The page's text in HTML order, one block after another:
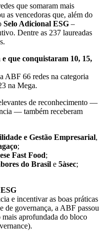
que somaram mais
as vencedoras que, além do
Selo Adicional ESG –
Dentre as 237 laureadas
que conquistaram 10, 15,
ABF 66 redes na categoria
na Mega.
de reconhecimento —
— também receberam
e Gestão Empresarial,
;
Fast Food;
do Brasil e 5àsec;
e incentivar as boas práticas
de governança, a ABF passou
aprofundada do bloco